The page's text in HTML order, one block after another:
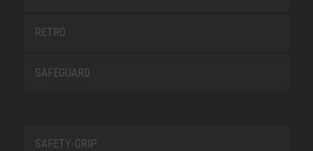
RETRO
SAFEGUARD
SAFETY-GRIP